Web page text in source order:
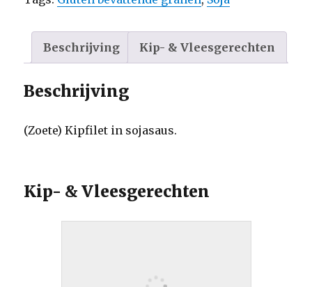
Beschrijving Kip- & Vleesgerechten
Beschrijving
(Zoete) Kipfilet in sojasaus.
Kip- & Vleesgerechten